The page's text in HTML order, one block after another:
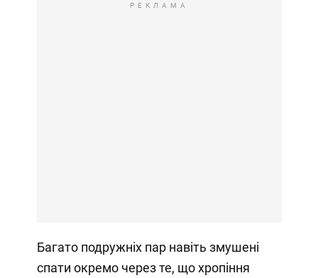
РЕКЛАМА
Багато подружніх пар навіть змушені
спати окремо через те, що хропіння